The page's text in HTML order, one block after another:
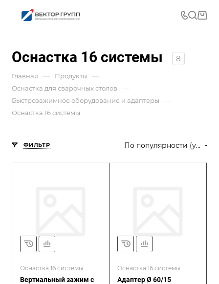
Оснастка 16 системы 8
Главная — Продукты —
Оснастка для сварочных столов —
Быстрозажимное оборудование и адаптеры —
Оснастка 16 системы
ФИЛЬТР По популярности (убывание)
Оснастка 16 системы
Вертиальный зажим с
Оснастка 16 системы
Адаптер Ø 60/15